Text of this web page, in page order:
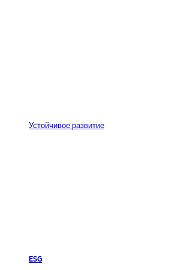
Устойчивое развитие
ESG